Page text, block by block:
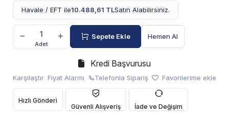
Havale / EFT ile10.488,61 TLSatın Alabilirsiniz.
Adet
Sepete Ekle Hemen Al
Kredi Başvurusu
Karşılaştır Fiyat Alarmı Telefonla Sipariş Favorilerime ekle
Hızlı Gönderi
Güvenli Alışveriş
İade ve Değişim